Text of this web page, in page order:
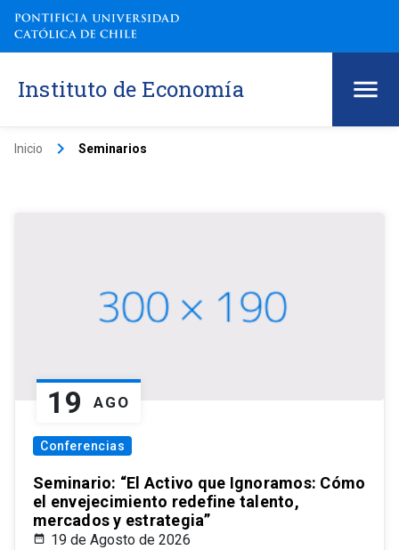
Instituto de Economía
Inicio keyboard_arrow_right Seminarios
19 AGO
Conferencias
Seminario: “El Activo que Ignoramos: Cómo
el envejecimiento redefine talento,
mercados y estrategia”
19 de Agosto de 2026